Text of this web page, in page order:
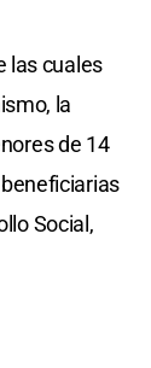
las cuales
la
de 14
Social,